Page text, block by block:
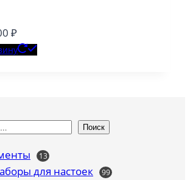
₽
Поиск
1313
для настоек 9999